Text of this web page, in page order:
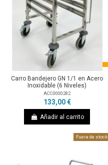
Carro Bandejero GN 1/1 en Acero
Inoxidable (6 Niveles)
ACC0000282
133,00 €
Añadir al carrito
Fuera de stock